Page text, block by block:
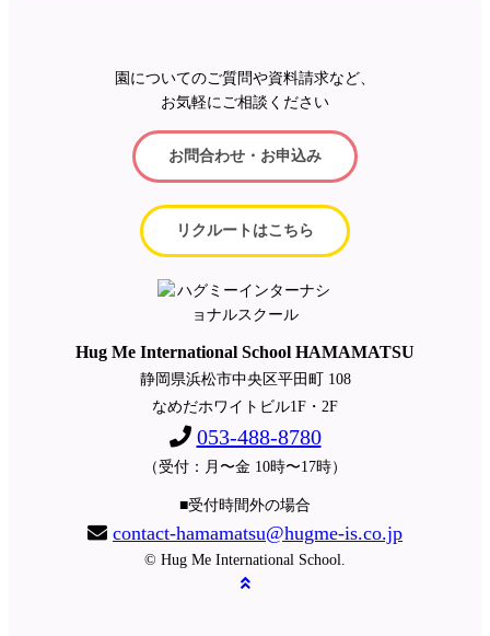
園についてのご質問や資料請求など、
お気軽にご相談ください
お問合わせ・お申込み
リクルートはこちら
Hug Me International School HAMAMATSU
静岡県浜松市中央区平田町 108
なめだホワイトビル1F・2F
053-488-8780
（受付：月〜金 10時〜17時）
■受付時間外の場合
contact-hamamatsu@hugme-is.co.jp
© Hug Me International School.